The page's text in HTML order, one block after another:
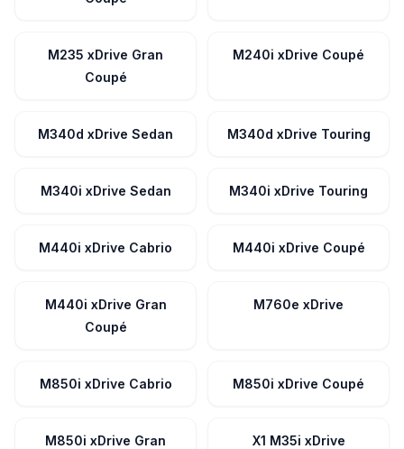
M235 xDrive Gran
Coupé
M240i xDrive Coupé
M340d xDrive Sedan M340d xDrive Touring
M340i xDrive Sedan M340i xDrive Touring
M440i xDrive Cabrio M440i xDrive Coupé
M440i xDrive Gran
Coupé
M760e xDrive
M850i xDrive Cabrio M850i xDrive Coupé
M850i xDrive Gran
X1 M35i xDrive